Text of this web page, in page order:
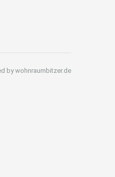
by wohnraumbitzer.de